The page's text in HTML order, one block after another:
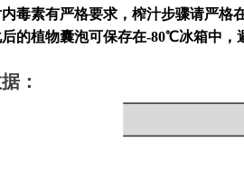
毒素有严格要求，榨汁步骤请严格
的植物囊泡可保存在-80℃冰箱中，
：